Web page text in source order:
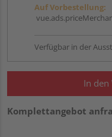
Auf Vorbestellung:
Verfügbar in der
In den
Komplettangebot